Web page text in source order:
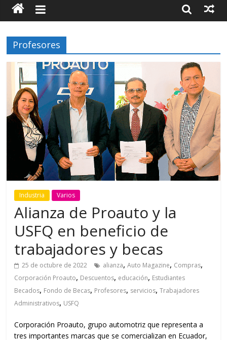
Profesores
Industria Varios
Alianza de Proauto y la
USFQ en beneficio de
trabajadores y becas
25 de octubre de 2022 alianza,Auto Magazine, Compras,
Corporación Proauto, Descuentos, educación, Estudiantes
Becados, Fondo de Becas, Profesores, servicios,Trabajadores
Administrativos, USFQ
Corporación Proauto, grupo automotriz que representa a
tres importantes marcas que se comercializan en Ecuador,